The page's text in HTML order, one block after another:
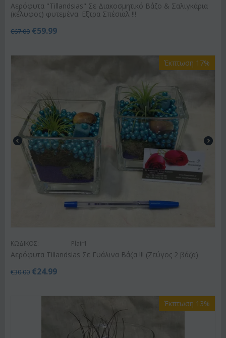
Αερόφυτα "Tillandsias" Σε Διακοσμητικό Βάζο & Σαλιγκάρια
(κέλυφος) φυτεμένα. Εξτρα Σπέσιαλ !!!
€67.00 €59.99
Έκπτωση 17%
ΚΩΔΙΚΟΣ: Plair1
Αερόφυτα Tillandsias Σε Γυάλινα Βάζα !!! (Ζεύγος 2 βάζα)
€30.00 €24.99
Έκπτωση 13%